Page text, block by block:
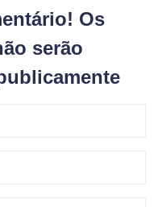
Os
serão